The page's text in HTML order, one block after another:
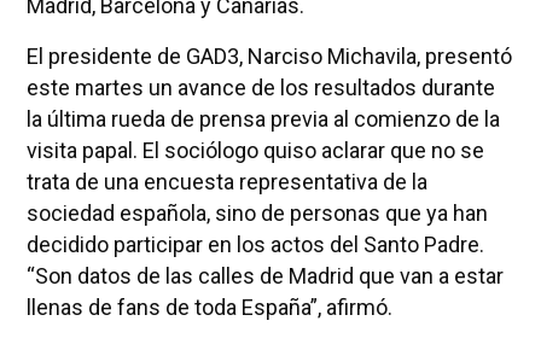
Madrid, Barcelona y Canarias.
El presidente de GAD3, Narciso Michavila, presentó
este martes un avance de los resultados durante
la última rueda de prensa previa al comienzo de la
visita papal. El sociólogo quiso aclarar que no se
trata de una encuesta representativa de la
sociedad española, sino de personas que ya han
decidido participar en los actos del Santo Padre.
“Son datos de las calles de Madrid que van a estar
llenas de fans de toda España”, afirmó.